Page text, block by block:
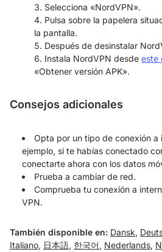
Selecciona «NordVPN».
Pulsa sobre la papelera
la pantalla.
Después de desinstalar
Instala NordVPN desde este
«Obtener versión APK».
Consejos adicionales
Opta por un tipo de conexión
ejemplo, si te habías conectado
conectarte ahora con los datos
Prueba a cambiar de red.
Comprueba tu conexión a
VPN.
También disponible en: Dansk,
Italiano, 日本語, 한국어 , Nederlands,